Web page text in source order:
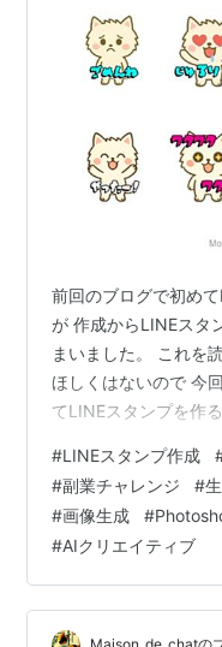
前回のブログで初め
が 作成からLINEスタ
まいました。 これを
ほしくはないので 今
てLINEスタンプを作
ない」 「同じタッチ
の画像ができてしま
で ここをしっかり解
ブログで分かること
ずいたところ 1.同じ
…
#LINEスタンプ作成
#副業チャレンジ #
#画像生成 #
#AIクリエイティブ